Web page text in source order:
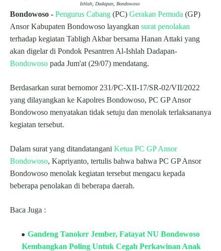
Ishlah, Dadapan, Bondowoso
Bondowoso - Pengurus Cabang (PC) Gerakan Pemuda (GP)
Ansor Kabupaten Bondowoso layangkan surat penolakan
terhadap kegiatan Tabligh Akbar bersama Hanan Attaki yang
akan digelar di Pondok Pesantren Al-Ishlah Dadapan-
Bondowoso pada Jum'at (29/07) mendatang.
Berdasarkan surat bernomor 231/PC-XII-17/SR-02/VII/2022
yang dilayangkan ke Kapolres Bondowoso, PC GP Ansor
Bondowoso menyatakan tidak setuju dan menolak terlaksananya
kegiatan tersebut.
Dalam surat yang ditandatangani Ketua PC GP Ansor
Bondowoso, Kapriyanto, tertulis bahwa bahwa PC GP Ansor
Bondowoso menolak kegiatan tersebut mengacu kepada
beberapa penolakan di beberapa daerah.
Baca Juga :
Gandeng Tanoker Jember, Fatayat NU Bondowoso
Kembangkan Poling Untuk Cegah Perkawinan Anak